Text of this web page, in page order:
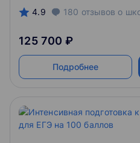
4.9 180 отзывов о
125 700 ₽
Подробнее